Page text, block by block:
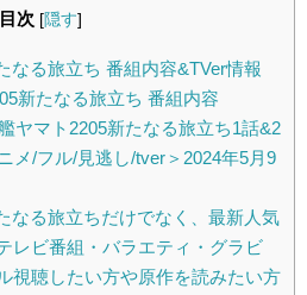
目次 [隠す]
なる旅立ち 番組内容&TVer情報
新たなる旅立ち 番組内容
ヤマト2205新たなる旅立ち1話&2
メ/フル/見逃し/tver＞2024年5月9
なる旅立ちだけでなく、最新人気
レビ番組・バラエティ・グラビ
視聴したい方や原作を読みたい方